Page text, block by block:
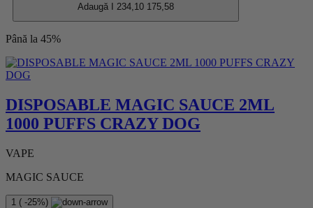
Adaugă I 234,10 175,58
Până la 45%
DISPOSABLE MAGIC SAUCE 2ML
1000 PUFFS CRAZY DOG
VAPE
MAGIC SAUCE
1 ( -25%)